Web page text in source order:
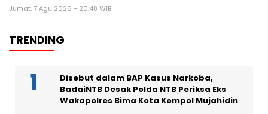
Jumat, 7 Agu 2026 - 20:48 WIB
TRENDING
Disebut dalam BAP Kasus Narkoba,
BadaiNTB Desak Polda NTB Periksa Eks
Wakapolres Bima Kota Kompol Mujahidin